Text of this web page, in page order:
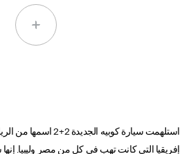
استلهمت سيارة كوبيه
إفريقيا التي كانت تهب في كل من مصر وليبيا.